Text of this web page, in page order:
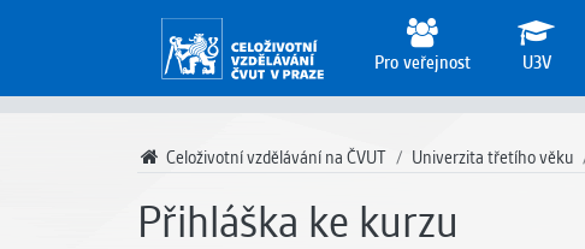
Pro veřejnost U3V
Celoživotní vzdělávání na ČVUT Univerzita třetího věku
Přihláška ke kurzu